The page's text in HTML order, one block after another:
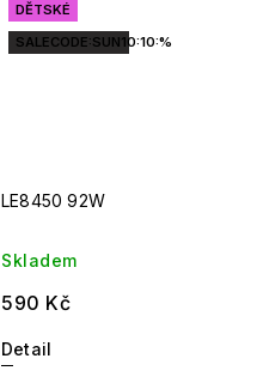
DĚTSKÉ
SALECODE:SUN10:10:%
LE8450 92W
Skladem
590 Kč
Detail